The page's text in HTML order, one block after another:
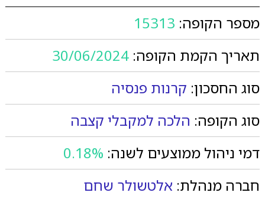
מספר הקופה: 15313
תאריך הקמת הקופה: 30/06/2024
סוג החסכון: קרנות פנסיה
סוג הקופה: הלכה למקבלי קצבה
דמי ניהול ממוצעים לשנה: 0.18%
חברה מנהלת: אלטשולר שחם